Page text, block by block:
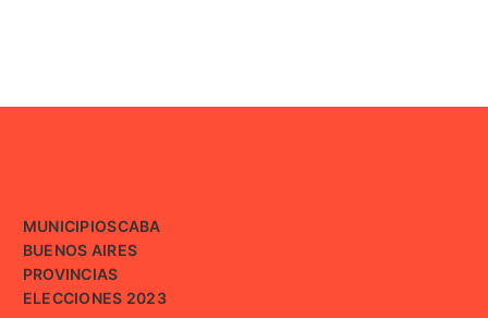
MUNICIPIOSCABA
BUENOS AIRES
PROVINCIAS
ELECCIONES 2023